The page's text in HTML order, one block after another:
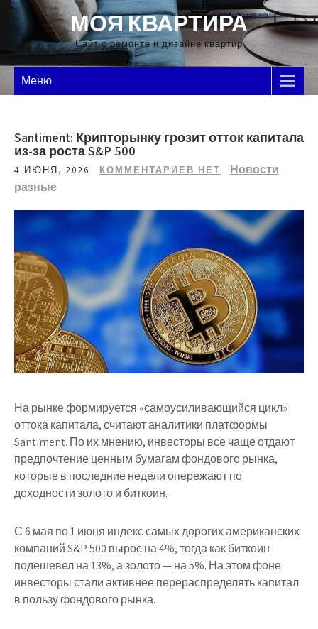
Перейти
содержимому
МОЯ КВАРТИРА
Сайт о ремонте и дизайне квартир
Меню
Santiment: Крипторынку грозит отток капитала
из-за роста S&P 500
4 ИЮНЯ, 2026 КОММЕНТАРИЕВ НЕТ
Новости
разные
На рынке формируется «самоусиливающийся цикл»
оттока капитала, считают аналитики платформы
Santiment. По их мнению, инвесторы все чаще отдают
предпочтение ценным бумагам фондового рынка,
которые в последние недели опережают по
доходности золото и биткоин.
С 6 мая по 1 июня индекс самых дорогих американских
компаний S&P 500 вырос на 4%, тогда как биткоин
подешевел на 13%, а золото — на 5%. На этом фоне
инвесторы стали активнее перераспределять капитал
в пользу фондового рынка.